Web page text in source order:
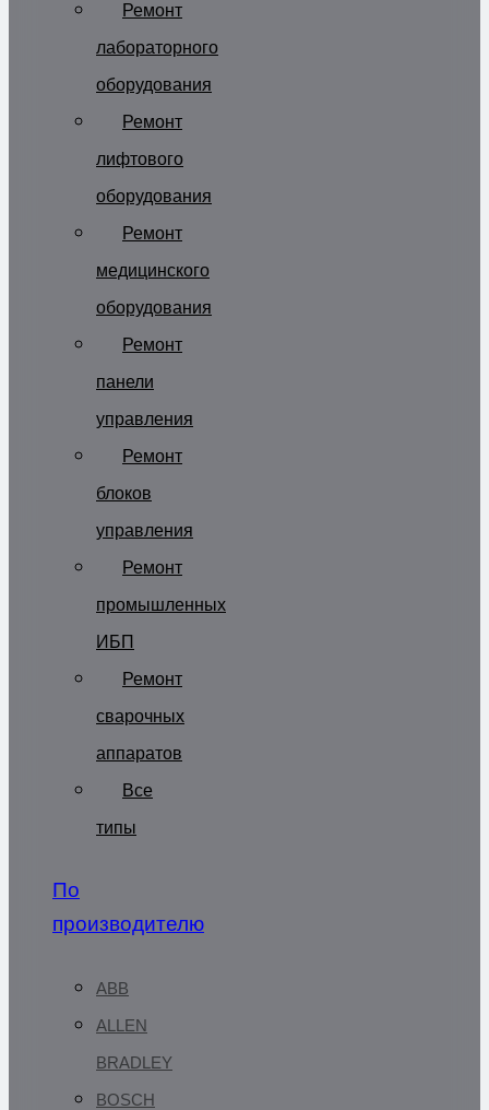
Ремонт
лабораторного
оборудования
Ремонт
лифтового
оборудования
Ремонт
медицинского
оборудования
Ремонт
панели
управления
Ремонт
блоков
управления
Ремонт
промышленных
ИБП
Ремонт
сварочных
аппаратов
Все
типы
По
производителю
ABB
ALLEN
BRADLEY
BOSCH